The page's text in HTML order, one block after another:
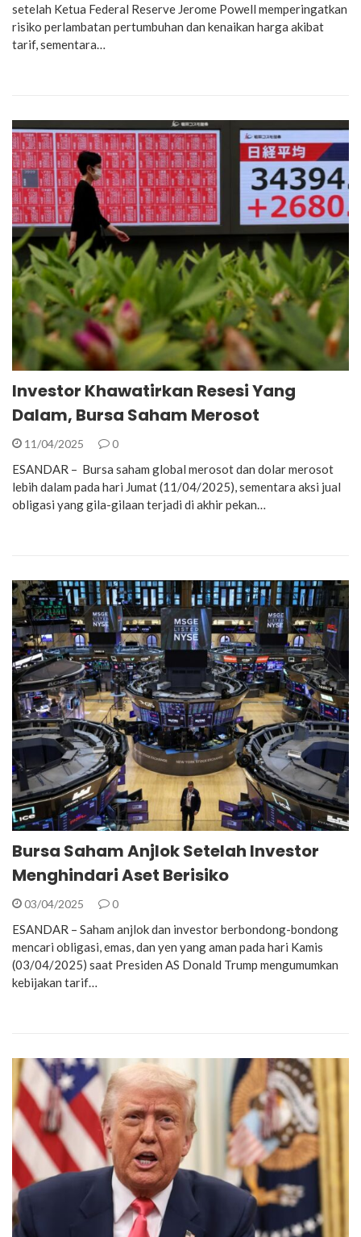
setelah Ketua Federal Reserve Jerome Powell memperingatkan
risiko perlambatan pertumbuhan dan kenaikan harga akibat
tarif, sementara…
Investor Khawatirkan Resesi Yang
Dalam, Bursa Saham Merosot
11/04/2025 0
ESANDAR – Bursa saham global merosot dan dolar merosot
lebih dalam pada hari Jumat (11/04/2025), sementara aksi jual
obligasi yang gila-gilaan terjadi di akhir pekan…
Bursa Saham Anjlok Setelah Investor
Menghindari Aset Berisiko
03/04/2025 0
ESANDAR – Saham anjlok dan investor berbondong-bondong
mencari obligasi, emas, dan yen yang aman pada hari Kamis
(03/04/2025) saat Presiden AS Donald Trump mengumumkan
kebijakan tarif…